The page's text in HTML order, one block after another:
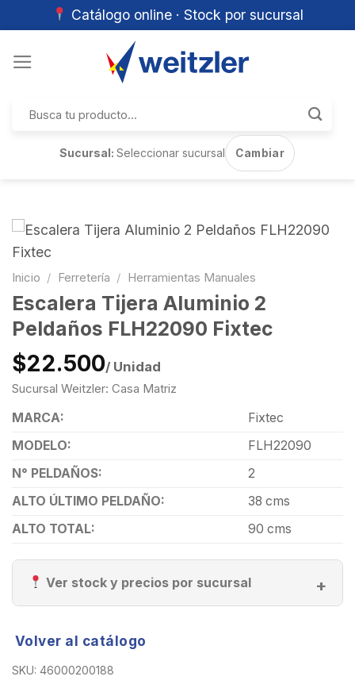
Catálogo online · Stock por sucursal
por:
Sucursal:Seleccionar sucursal Cambiar
Inicio / Ferretería / Herramientas Manuales
Escalera Tijera Aluminio 2
Peldaños FLH22090 Fixtec
$22.500/ Unidad
Sucursal Weitzler: Casa Matriz
MARCA:
Fixtec
MODELO:
FLH22090
N° PELDAÑOS:
2
ALTO ÚLTIMO PELDAÑO:
38 cms
ALTO TOTAL:
90 cms
Ver stock y precios por sucursal
Volver al catálogo
SKU: 46000200188